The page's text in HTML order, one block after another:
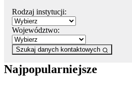
Rodzaj instytucji:
Województwo:
Szukaj danych kontaktowych
Najpopularniejsze